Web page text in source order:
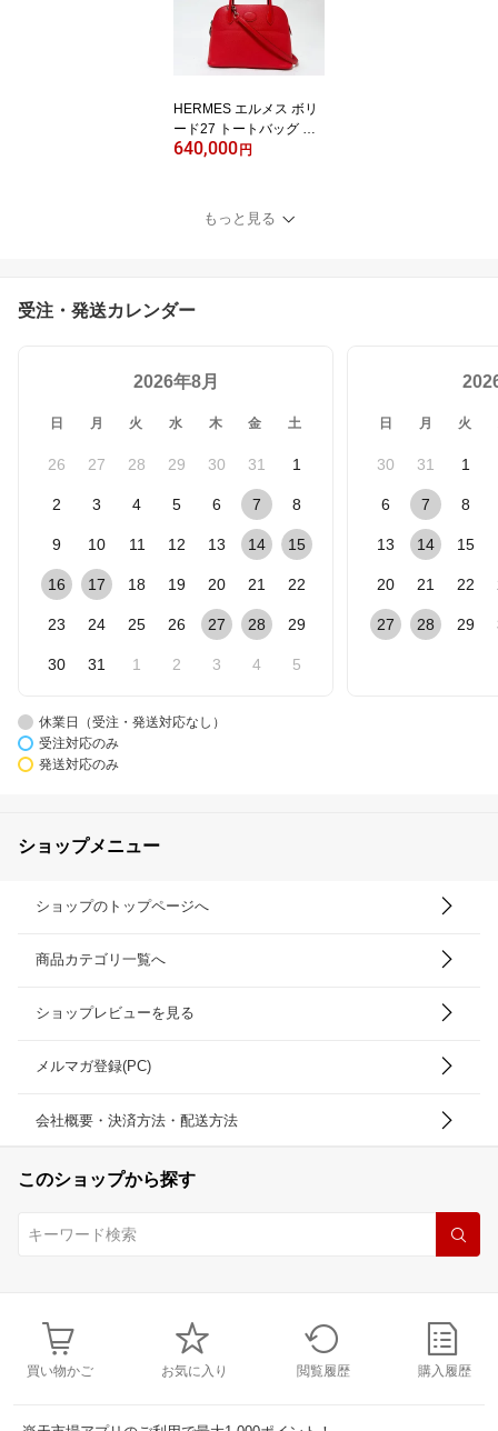
HERMES エルメス ボリ
ード27 トートバッグ シ
ョルダーバッグ ショルダ
ュトマト A刻印 H04169
3CKS5 美品【中古】
640,000 円
もっと見る
受注・発送カレンダー
2026年8月
日 月 火 水 木 金 土
26 27 28 29 30 31 1
2 3 4 5 6 7 8
9 10 11 12 13 14 15
16 17 18 19 20 21 22
23 24 25 26 27 28 29
30 31 1 2 3 4 5
日 月 火
30 31 1
6 7 8
13 14 15
20 21 22
27 28 29
休業日（受注・発送対応なし）
受注対応のみ
発送対応のみ
ショップメニュー
ショップのトップページへ
商品カテゴリ一覧へ
ショップレビューを見る
メルマガ登録(PC)
会社概要・決済方法・配送方法
このショップから探す
買い物かご お気に入り 閲覧履歴 購入履歴